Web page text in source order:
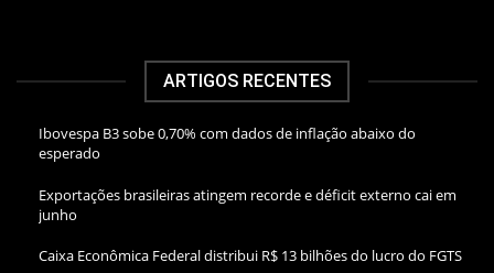
ARTIGOS RECENTES
Ibovespa B3 sobe 0,70% com dados de inflação abaixo do
esperado
Exportações brasileiras atingem recorde e déficit externo cai em
junho
Caixa Econômica Federal distribui R$ 13 bilhões do lucro do FGTS